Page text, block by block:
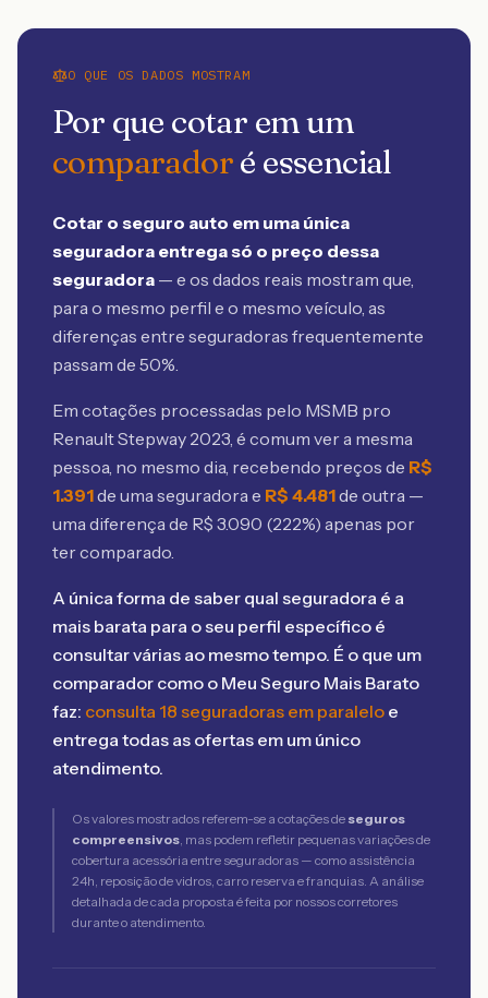
O QUE OS DADOS MOSTRAM
Por que cotar em um
comparadoré essencial
Cotar o seguro auto em uma única
seguradora entrega só o preço dessa
seguradora — e os dados reais mostram que,
para o mesmo perfil e o mesmo veículo, as
diferenças entre seguradoras frequentemente
passam de 50%.
Em cotações processadas pelo MSMB pro
Renault Stepway 2023, é comum ver a mesma
pessoa, no mesmo dia, recebendo preços de R$
1.391de uma seguradora e R$ 4.481de outra —
uma diferença de R$ 3.090 (222%) apenas por
ter comparado.
A única forma de saber qual seguradora é a
mais barata para o seu perfil específico é
consultar várias ao mesmo tempo. É o que um
comparador como o Meu Seguro Mais Barato
faz: consulta 18 seguradoras em paralelo e
entrega todas as ofertas em um único
atendimento.
Os valores mostrados referem-se a cotações de seguros
compreensivos, mas podem refletir pequenas variações de
cobertura acessória entre seguradoras — como assistência
24h, reposição de vidros, carro reserva e franquias. A análise
detalhada de cada proposta é feita por nossos corretores
durante o atendimento.